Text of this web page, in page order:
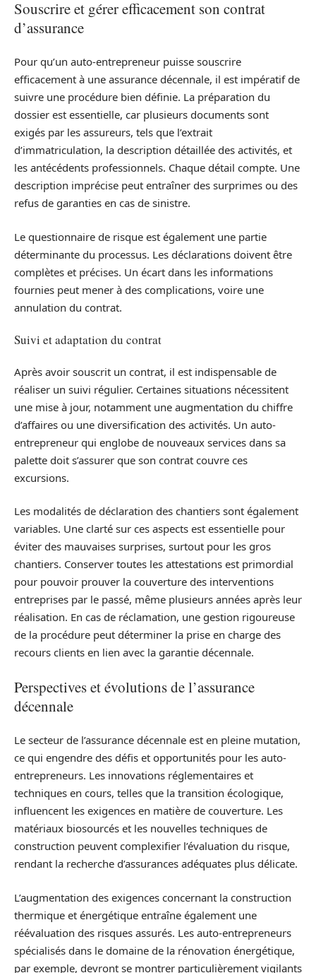
Souscrire et gérer efficacement son contrat
d’assurance
Pour qu’un auto-entrepreneur puisse souscrire
efficacement à une assurance décennale, il est impératif de
suivre une procédure bien définie. La préparation du
dossier est essentielle, car plusieurs documents sont
exigés par les assureurs, tels que l’extrait
d’immatriculation, la description détaillée des activités, et
les antécédents professionnels. Chaque détail compte. Une
description imprécise peut entraîner des surprimes ou des
refus de garanties en cas de sinistre.
Le questionnaire de risque est également une partie
déterminante du processus. Les déclarations doivent être
complètes et précises. Un écart dans les informations
fournies peut mener à des complications, voire une
annulation du contrat.
Suivi et adaptation du contrat
Après avoir souscrit un contrat, il est indispensable de
réaliser un suivi régulier. Certaines situations nécessitent
une mise à jour, notamment une augmentation du chiffre
d’affaires ou une diversification des activités. Un auto-
entrepreneur qui englobe de nouveaux services dans sa
palette doit s’assurer que son contrat couvre ces
excursions.
Les modalités de déclaration des chantiers sont également
variables. Une clarté sur ces aspects est essentielle pour
éviter des mauvaises surprises, surtout pour les gros
chantiers. Conserver toutes les attestations est primordial
pour pouvoir prouver la couverture des interventions
entreprises par le passé, même plusieurs années après leur
réalisation. En cas de réclamation, une gestion rigoureuse
de la procédure peut déterminer la prise en charge des
recours clients en lien avec la garantie décennale.
Perspectives et évolutions de l’assurance
décennale
Le secteur de l’assurance décennale est en pleine mutation,
ce qui engendre des défis et opportunités pour les auto-
entrepreneurs. Les innovations réglementaires et
techniques en cours, telles que la transition écologique,
influencent les exigences en matière de couverture. Les
matériaux biosourcés et les nouvelles techniques de
construction peuvent complexifier l’évaluation du risque,
rendant la recherche d’assurances adéquates plus délicate.
L’augmentation des exigences concernant la construction
thermique et énergétique entraîne également une
réévaluation des risques assurés. Les auto-entrepreneurs
spécialisés dans le domaine de la rénovation énergétique,
par exemple, devront se montrer particulièrement vigilants